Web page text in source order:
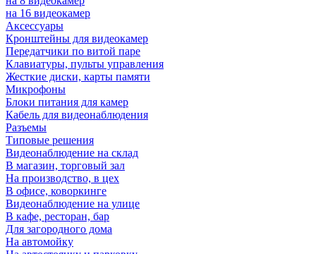
на 16 видеокамер
Аксессуары
Кронштейны для видеокамер
Передатчики по витой паре
Клавиатуры, пульты управления
Жесткие диски, карты памяти
Микрофоны
Блоки питания для камер
Кабель для видеонаблюдения
Разъемы
Типовые решения
Видеонаблюдение на склад
В магазин, торговый зал
На производство, в цех
В офисе, коворкинге
Видеонаблюдение на улице
В кафе, ресторан, бар
Для загородного дома
На автомойку